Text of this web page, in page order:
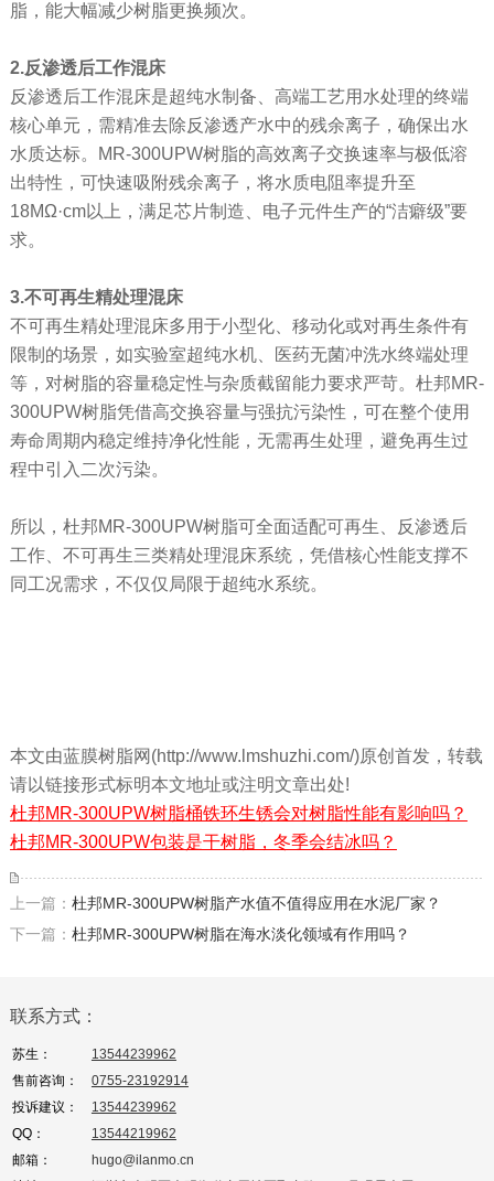
脂，能大幅减少树脂更换频次。
2.反渗透后工作混床
反渗透后工作混床是超纯水制备、高端工艺用水处理的终端
核心单元，需精准去除反渗透产水中的残余离子，确保出水
水质达标。MR-300UPW树脂的高效离子交换速率与极低溶
出特性，可快速吸附残余离子，将水质电阻率提升至
18MΩ·cm以上，满足芯片制造、电子元件生产的“洁癖级”要
求。
3.不可再生精处理混床
不可再生精处理混床多用于小型化、移动化或对再生条件有
限制的场景，如实验室超纯水机、医药无菌冲洗水终端处理
等，对树脂的容量稳定性与杂质截留能力要求严苛。杜邦MR-
300UPW树脂凭借高交换容量与强抗污染性，可在整个使用
寿命周期内稳定维持净化性能，无需再生处理，避免再生过
程中引入二次污染。
所以，杜邦MR-300UPW树脂可全面适配可再生、反渗透后
工作、不可再生三类精处理混床系统，凭借核心性能支撑不
同工况需求，不仅仅局限于超纯水系统。
本文由蓝膜树脂网(http://www.lmshuzhi.com/)原创首发，转载
请以链接形式标明本文地址或注明文章出处!
杜邦MR-300UPW树脂桶铁环生锈会对树脂性能有影响吗？
杜邦MR-300UPW包装是干树脂，冬季会结冰吗？
上一篇： 杜邦MR-300UPW树脂产水值不值得应用在水泥厂家？
下一篇： 杜邦MR-300UPW树脂在海水淡化领域有作用吗？
联系方式：
苏生：
13544239962
售前咨询：
0755-23192914
投诉建议：
13544239962
QQ：
13544219962
邮箱：
hugo@ilanmo.cn